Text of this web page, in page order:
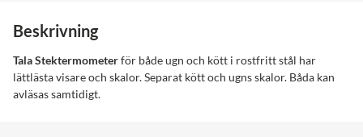
Beskrivning
Tala Stektermometerför både ugn och kött i rostfritt stål har
lättlästa visare och skalor. Separat kött och ugns skalor. Båda kan
avläsas samtidigt.